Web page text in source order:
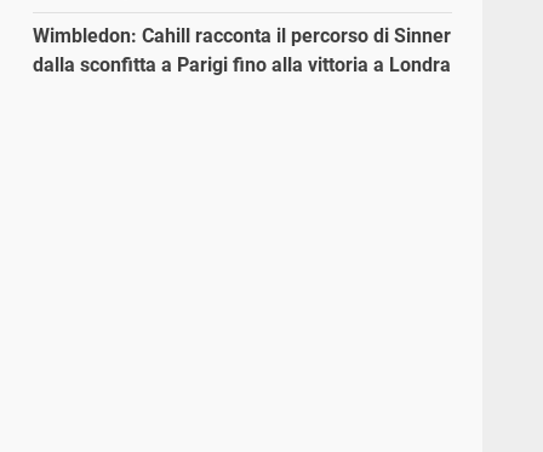
Wimbledon: Cahill racconta il percorso di Sinner
dalla sconfitta a Parigi fino alla vittoria a Londra